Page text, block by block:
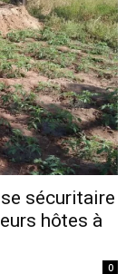
sécuritaire
hôtes à
0